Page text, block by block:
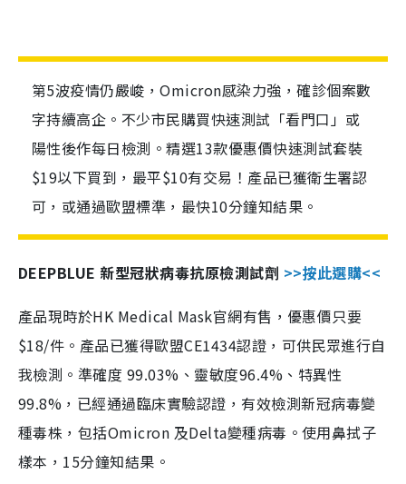
第5波疫情仍嚴峻，Omicron感染力強，確診個案數
字持續高企。不少市民購買快速測試「看門口」或
陽性後作每日檢測。精選13款優惠價快速測試套裝
$19以下買到，最平$10有交易！產品已獲衛生署認
可，或通過歐盟標準，最快10分鐘知結果。
DEEPBLUE 新型冠狀病毒抗原檢測試劑 >>按此選購<<
產品現時於HK Medical Mask官網有售，優惠價只要
$18/件。產品已獲得歐盟CE1434認證，可供民眾進行自
我檢測。準確度 99.03%、靈敏度96.4%、特異性
99.8%，已經通過臨床實驗認證，有效檢測新冠病毒變
種毒株，包括Omicron 及Delta變種病毒。使用鼻拭子
樣本，15分鐘知結果。